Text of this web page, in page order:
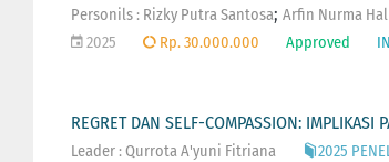
Personils : Rizky Putra Santosa; Arfin Nurma
2025 Rp. 30.000.000 Approved
REGRET DAN SELF-COMPASSION: IMPLIKASI
Leader : Qurrota A'yuni Fitriana
2025